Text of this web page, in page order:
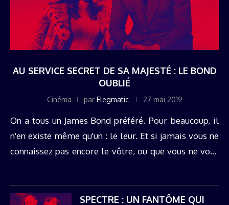
AU SERVICE SECRET DE SA MAJESTÉ : LE BOND
OUBLIÉ
Cinéma par Flegmatic 27 mai 2019
On a tous un James Bond préféré. Pour beaucoup, il
n'en existe même qu'un : le leur. Et si jamais vous ne
connaissez pas encore le vôtre, ou que vous ne vous
SPECTRE : UN FANTÔME QUI